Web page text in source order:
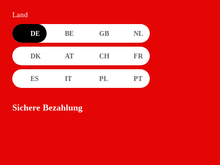
Land
DE BE GB NL
DK AT CH FR
ES IT PL PT
Sichere Bezahlung